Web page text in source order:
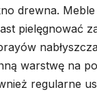
drewna.
pielęgnować
warstwę na
regularne